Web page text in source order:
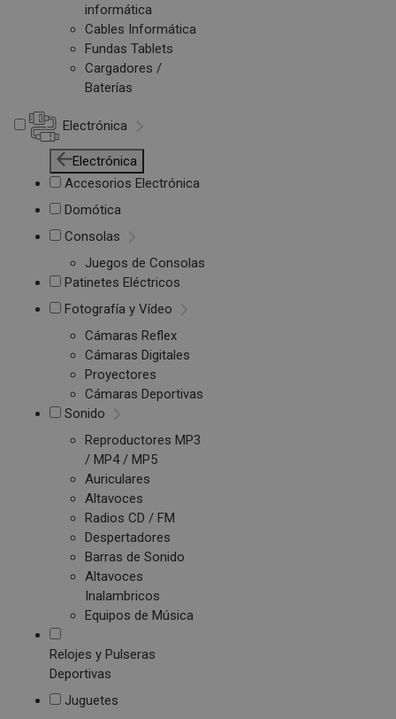
informática
Cables Informática
Fundas Tablets
Cargadores /
Baterías
Electrónica
Electrónica
Accesorios Electrónica
Domótica
Consolas
Juegos de Consolas
Patinetes Eléctricos
Fotografía y Vídeo
Cámaras Reflex
Cámaras Digitales
Proyectores
Cámaras Deportivas
Sonido
Reproductores MP3
/ MP4 / MP5
Auriculares
Altavoces
Radios CD / FM
Despertadores
Barras de Sonido
Altavoces
Inalambricos
Equipos de Música
Relojes y Pulseras
Deportivas
Juguetes